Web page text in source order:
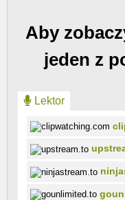
Aby
jeden z
Lektor